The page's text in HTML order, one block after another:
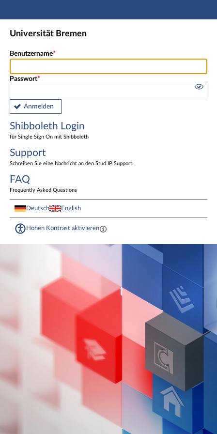
Hauptnavigation
Shibboleth Login
Universität Bremen
Benutzername
Passwort
Anmelden
Shibboleth Login
für Single Sign On mit Shibboleth
Support
Schreiben Sie eine Nachricht an den Stud.IP Support.
FAQ
Frequently Asked Questions
Deutsch English
Hohen Kontrast aktivieren